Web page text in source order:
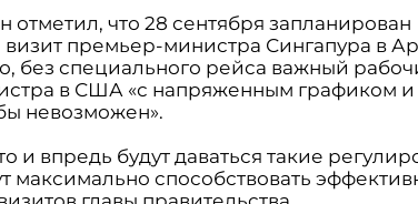
отметил, что 28 сентября запланирован
премьер-министра Сингапура в
без специального рейса важный
в США «с напряженным графиком и
невозможен».
и впредь будут даваться такие
максимально способствовать